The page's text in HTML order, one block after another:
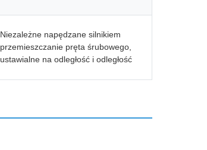
Niezależne napędzane silnikiem
przemieszczanie pręta śrubowego,
ustawialne na odległość i odległość